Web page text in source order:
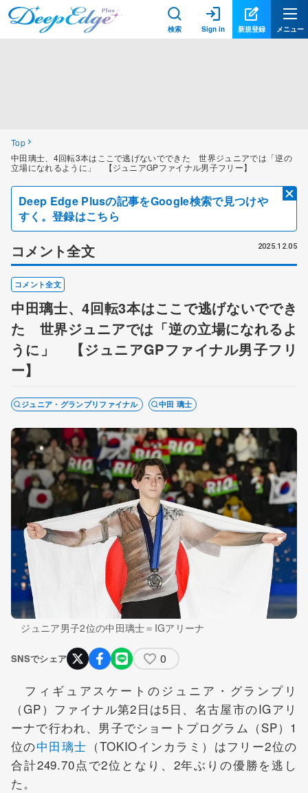
検索 Sign in 新規登録 メニュー
Top
中田璃士、4回転3本はここで逃げないでできた 世界ジュニアでは「逆の
立場になれるように」 【ジュニアGPファイナル男子フリー】
Deep Edge Plusの記事をGoogle検索で見つけや
すく。登録はこちら
コメント全文 2025.12.05
コメント全文
中田璃士、4回転3本はここで逃げないででき
た 世界ジュニアでは「逆の立場になれるよ
うに」 【ジュニアGPファイナル男子フリ
ー】
ジュニア・グランプリファイナル 中田 璃士
ジュニア男子2位の中田璃士＝IGアリーナ
SNSでシェア 0
フィギュアスケートのジュニア・グランプリ
（GP）ファイナル第2日は5日、名古屋市のIGアリ
ーナで行われ、男子でショートプログラム（SP）1
位の中田璃士 （TOKIOインカラミ）はフリー2位の
合計249.70点で2位となり、2年ぶりの優勝を逃し
た。